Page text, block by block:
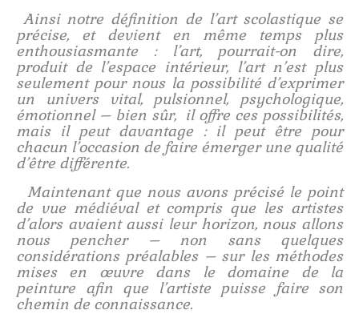
Ainsi notre définition de l’art scolastique se
précise, et devient en même temps plus
enthousiasmante : l’art, pourrait-on dire,
produit de l’espace intérieur, l’art n’est plus
seulement pour nous la possibilité d’exprimer
un univers vital, pulsionnel, psychologique,
émotionnel – bien sûr, il offre ces possibilités,
mais il peut davantage : il peut être pour
chacun l’occasion de faire émerger une qualité
d’être différente.
Maintenant que nous avons précisé le point
de vue médiéval et compris que les artistes
d’alors avaient aussi leur horizon, nous allons
nous pencher – non sans quelques
considérations préalables – sur les méthodes
mises en œuvre dans le domaine de la
peinture afin que l’artiste puisse faire son
chemin de connaissance.